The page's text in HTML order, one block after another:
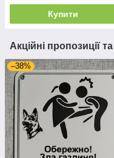
Купити
Акційні пропозиції
–38%